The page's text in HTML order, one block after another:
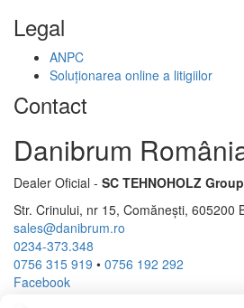
Legal
ANPC
Soluționarea online a litigiilor
Contact
Danibrum
Dealer Oficial - SC TEHNOHOLZ
Str. Crinului, nr 15, Comănești, 605200
sales@danibrum.ro
0234-373.348
0756 315 919 • 0756 192 292
Facebook